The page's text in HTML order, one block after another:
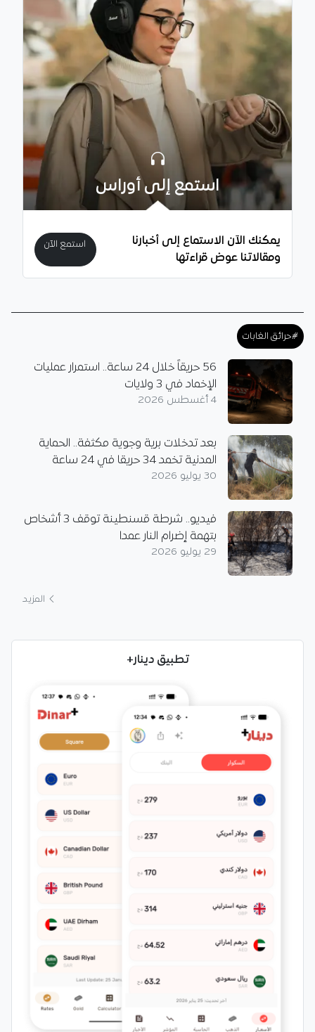
استمع إلى أوراس
يمكنك الآن الاستماع إلى أخبارنا
ومقالاتنا عوض قراءتها
استمع الآن
#حرائق الغابات
56 حريقاً خلال 24 ساعة.. استمرار عمليات
الإخماد في 3 ولايات
4 أغسطس 2026
بعد تدخلات برية وجوية مكثفة.. الحماية
المدنية تخمد 34 حريقا في 24 ساعة
30 يوليو 2026
فيديو.. شرطة قسنطينة توقف 3 أشخاص
بتهمة إضرام النار عمدا
29 يوليو 2026
المزيد
تطبيق دينار+